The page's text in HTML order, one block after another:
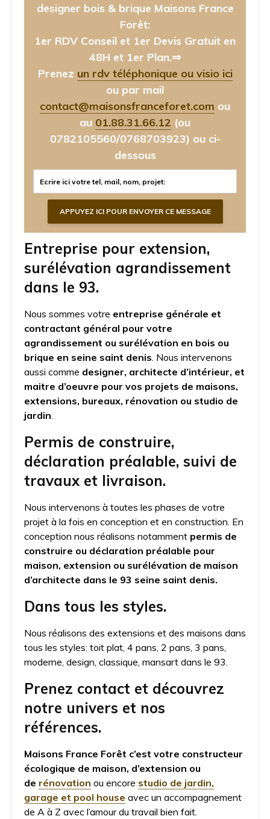
designer bois & brique Maisons France
Forêt:
1er RDV Conseil et 1er Devis Gratuit en
48H et 1er Plan.⇒
Prenez un rdv téléphonique ou visio ici
ou par mail
contact@maisonsfranceforet.com ou
au 01.88.31.66.12 (ou
0782105560/0768703923) ou ci-
dessous
Entreprise pour extension,
surélévation agrandissement
dans le 93.
Nous sommes votre entreprise générale et
contractant général pour votre
agrandissement ou surélévation en bois ou
brique en seine saint denis. Nous intervenons
aussi comme designer, architecte d’intérieur, et
maitre d’oeuvre pour vos projets de maisons,
extensions, bureaux, rénovation ou studio de
jardin.
Permis de construire,
déclaration préalable, suivi de
travaux et livraison.
Nous intervenons à toutes les phases de votre
projet à la fois en conception et en construction. En
conception nous réalisons notamment permis de
construire ou déclaration préalable pour
maison, extension ou surélévation de maison
d’architecte dans le 93 seine saint denis.
Dans tous les styles.
Nous réalisons des extensions et des maisons dans
tous les styles: toit plat, 4 pans, 2 pans, 3 pans,
moderne, design, classique, mansart dans le 93.
Prenez contact et découvrez
notre univers et nos
références.
Maisons France Forêt c’est votre constructeur
écologique de maison, d’extension ou
de rénovation ou encore studio de jardin,
garage et pool house avec un accompagnement
de A à Z avec l’amour du travail bien fait.